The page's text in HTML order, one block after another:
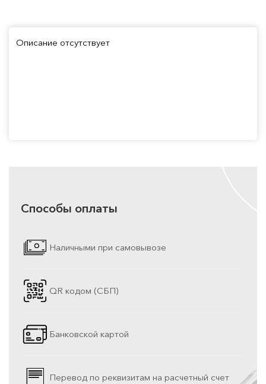
Описание отсутствует
Способы оплаты
Наличными при самовывозе
QR кодом (СБП)
Банковской картой
Перевод по реквизитам на расчетный счет